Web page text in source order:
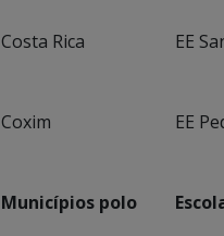
Costa Rica EE
Coxim EE
Municípios polo